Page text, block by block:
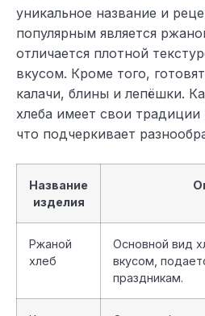
уникальное название и
популярным является
отличается плотной
вкусом. Кроме того,
калачи, блины и лепёшки.
хлеба имеет свои традиции
что подчеркивает
Название
изделия
Ржаной
хлеб
Основной вид
вкусом,
праздникам.